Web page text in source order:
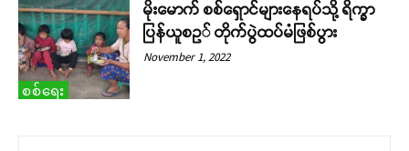
စစ်ရေး
မိုးမောက် စစ်ရှောင်များနေရပ်သို့ ရိက္ခာ
ပြန်ယူစဥ် တိုက်ပွဲထပ်မံဖြစ်ပွား
November 1, 2022